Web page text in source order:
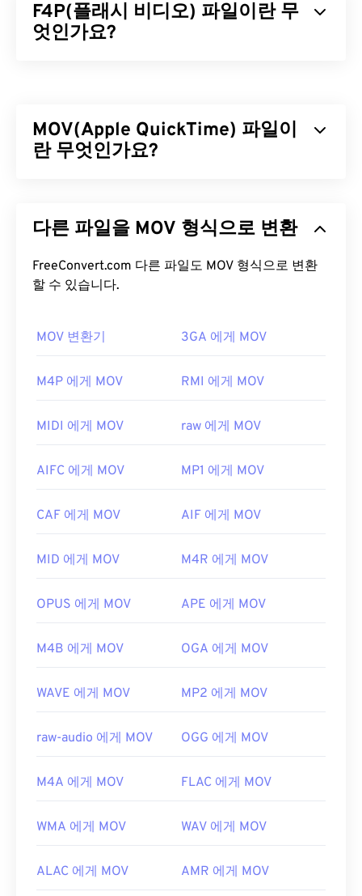
F4P(플래시 비디오) 파일이란 무
엇인가요?
및 비디오로 파일을 전송할 수 있도록 지원합니다. 한
가지 차이점을 제외하면 F4P는 F4V와 동일한 포맷입
F4P 파일을 어떻게 여나요?
대부분의 플랫폼에서 F4P 파일은 기본적으로 Adobe
Flash Player에서 열립니다. Microsoft Windows OS
한 결과를 얻을 수 있습니다.
지원하지 않는다는 점을 알아두는 것이 중요합니다.
수 있는 무료 옵션입니다. F4P의 "P"는 "보호됨"을 의
개발자: Adobe
유용한 링크:
https://en.wikipedia.org/wiki/플래시_비디오
MOV(Apple QuickTime) 파일이
란 무엇인가요?
는 컨테이너입니다. 멀티미디어 파일을 사용자 기기
QuickTime의 주요 특징 중 하나는 동영상 "아톰"과
"트랙" 단위로 데이터를 저장하여 파일의 고도로 세
MOV 파일을 어떻게 여나요?
기본적으로 MOV 파일은 QuickTime 으로 열립니다.
Player 로 열 수 있지만, 최신 버전은 이 플레이어에
서 열리지 않습니다. QuickTime으로 MOV 파일을 열
동하는VLC 미디어 플레이어를 사용하세요.
다. AutoCAD AutoFlix와 ROSE Online입니다. 이 두
사용되지 않고 다른 하나는 온라인 게임과 관련이 있
QuickTime에서 열리지 않습니다.
최초 출시:2001년
https://developer.apple.com/library/archive/
CH203-BBCGDDDF
다른 파일을 MOV 형식으로 변환
FreeConvert.com 다른 파일도 MOV 형식으로 변환
할 수 있습니다.
MOV 변환기 3GA 에게 MOV
M4P 에게 MOV RMI 에게 MOV
MIDI 에게 MOV raw 에게 MOV
AIFC 에게 MOV MP1 에게 MOV
CAF 에게 MOV AIF 에게 MOV
MID 에게 MOV M4R 에게 MOV
OPUS 에게 MOV APE 에게 MOV
M4B 에게 MOV OGA 에게 MOV
WAVE 에게 MOV MP2 에게 MOV
raw-audio 에게 MOV OGG 에게 MOV
M4A 에게 MOV FLAC 에게 MOV
WMA 에게 MOV WAV 에게 MOV
ALAC 에게 MOV AMR 에게 MOV